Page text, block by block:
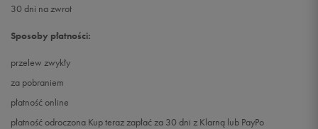
30 dni na zwrot
Sposoby płatności:
przelew zwykły
za pobraniem
płatność online
płatność odroczona Kup teraz zapłać za 30 dni z Klarną lub PayPo